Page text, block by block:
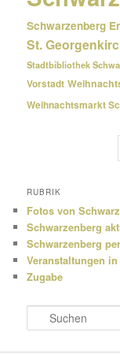
Schwarzenberg
St.
Stadtbibliothek
Vorstadt
Weihnachtsmarkt
RUBRIK
Fotos von
Schwarzenberg
Schwarzenberg
Veranstaltungen
Zugabe
u